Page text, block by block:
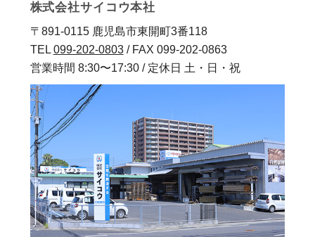
株式会社サイコウ本社
〒891-0115 鹿児島市東開町3番118
TEL 099-202-0803/ FAX 099-202-0863
営業時間 8:30〜17:30 / 定休日 土・日・祝